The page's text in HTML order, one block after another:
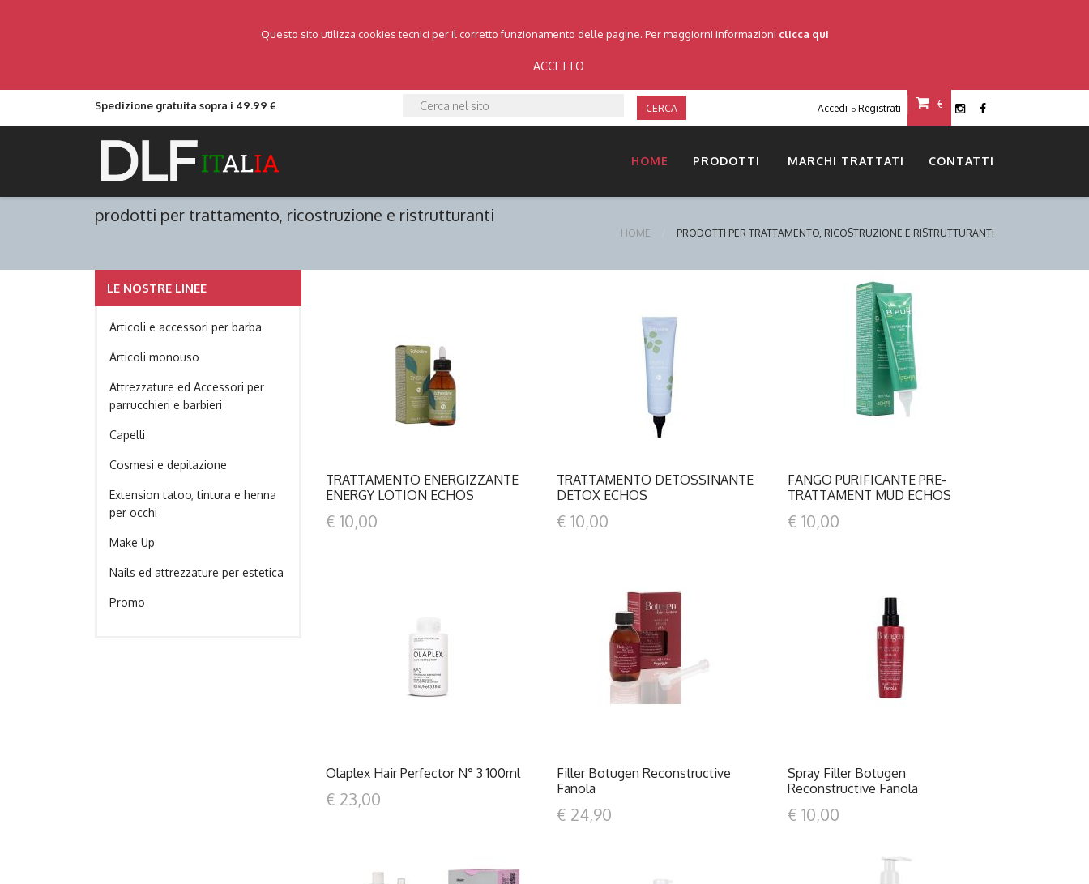
Questo sito utilizza cookies tecnici per il corretto funzionamento delle pagine. Per maggiorni informazioni clicca qui
ACCETTO
Spedizione gratuita sopra i 49.99 € CERCA Accedi o Registrati €
HOME PRODOTTI MARCHI TRATTATI CONTATTI
prodotti per trattamento, ricostruzione e ristrutturanti
HOME PRODOTTI PER TRATTAMENTO, RICOSTRUZIONE E RISTRUTTURANTI
LE NOSTRE LINEE
Articoli e accessori per barba
Articoli monouso
Attrezzature ed Accessori per
parrucchieri e barbieri
Capelli
Cosmesi e depilazione
Extension tatoo, tintura e henna
per occhi
Make Up
Nails ed attrezzature per estetica
Promo
DETTAGLI
TRATTAMENTO ENERGIZZANTE
ENERGY LOTION ECHOS
€ 10,00
DETTAGLI
TRATTAMENTO DETOSSINANTE
DETOX ECHOS
€ 10,00
DETTAGLI
FANGO PURIFICANTE PRE-
TRATTAMENT MUD ECHOS
€ 10,00
DETTAGLI
Olaplex Hair Perfector N° 3 100ml
€ 23,00
DETTAGLI
Filler Botugen Reconstructive
Fanola
€ 24,90
DETTAGLI
Spray Filler Botugen
Reconstructive Fanola
€ 10,00